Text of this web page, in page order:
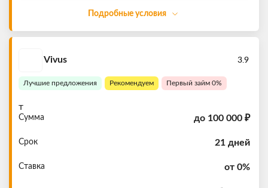
Подробные условия
Лучшие предложения Рекомендуем Первый займ 0%
3.9
т
Vivus
Сумма до 100 000 ₽
Срок 21 дней
Ставка от 0%